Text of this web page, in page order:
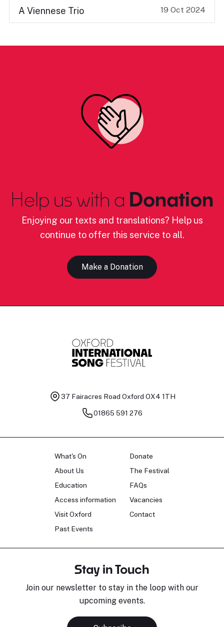
A Viennese Trio 19 Oct 2024
Help us with a Donation
Enjoying our texts and translations? Help us
continue to offer this service to all.
Make a Donation
37 Fairacres Road Oxford OX4 1TH
01865 591 276
What's On
About Us
Education
Access information
Visit Oxford
Past Events
Donate
The Festival
FAQs
Vacancies
Contact
Stay in Touch
Join our newsletter to stay in the loop with our
upcoming events.